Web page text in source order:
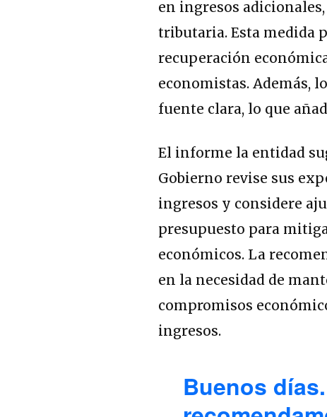
en ingresos
tributaria. Esta medida
recuperación
economistas. Además,
fuente clara, lo que
El informe la entidad
Gobierno revise sus
ingresos y considere
presupuesto para
económicos. La
en la necesidad de
compromisos
ingresos.
Buenos